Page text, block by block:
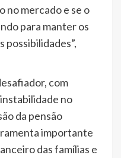
no mercado e se o
para manter os
possibilidades”,
com
no
da pensão
importante
das famílias e